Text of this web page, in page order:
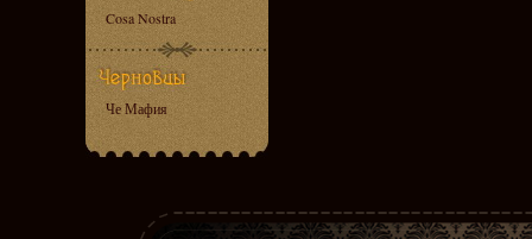
Cosa Nostra
Че Мафия